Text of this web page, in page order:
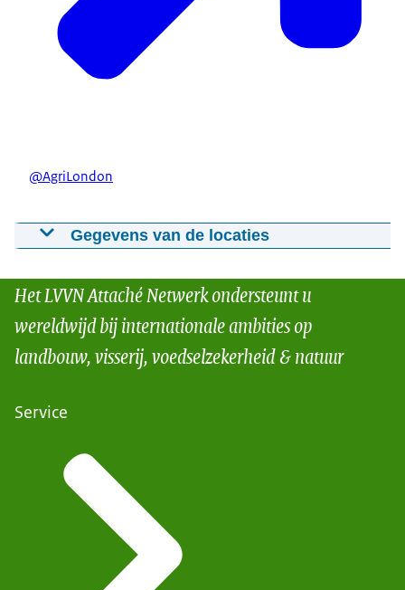
@AgriLondon
Gegevens van de locaties
Het LVVN Attaché Netwerk ondersteunt u
wereldwijd bij internationale ambities op
landbouw, visserij, voedselzekerheid & natuur
Service